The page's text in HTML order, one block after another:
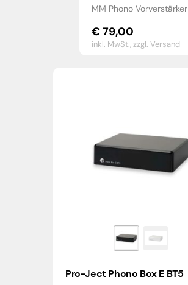
MM Phono Vorverstärker
€79,00
inkl. MwSt.,zzgl. Versand
Pro-Ject Phono Box E BT5